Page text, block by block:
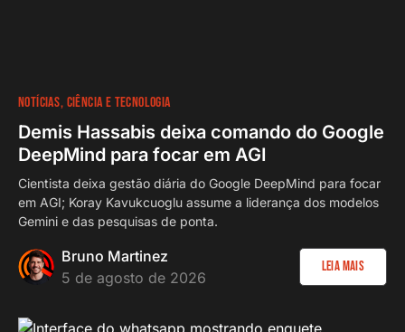
NOTÍCIAS CIÊNCIA E TECNOLOGIA
Demis Hassabis deixa comando do Google
DeepMind para focar em AGI
Cientista deixa gestão diária do Google DeepMind para focar
em AGI; Koray Kavukcuoglu assume a liderança dos modelos
Gemini e das pesquisas de ponta.
Bruno Martinez
5 de agosto de 2026
Leia Mais